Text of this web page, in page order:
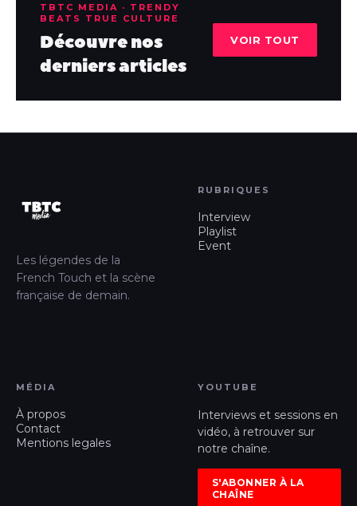
TBTC MEDIA · TRENDY
BEATS TRUE CULTURE
Découvre nos
derniers articles
VOIR TOUT
Les légendes de la
French Touch et la scène
française de demain.
RUBRIQUES
Interview
Playlist
Event
MÉDIA
À propos
Contact
Mentions legales
YOUTUBE
Interviews et sessions en
vidéo, à retrouver sur
notre chaîne.
S'ABONNER À LA
CHAÎNE